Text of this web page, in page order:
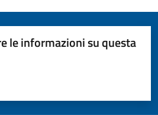
le informazioni su questa
stelle su 5
su 5
5